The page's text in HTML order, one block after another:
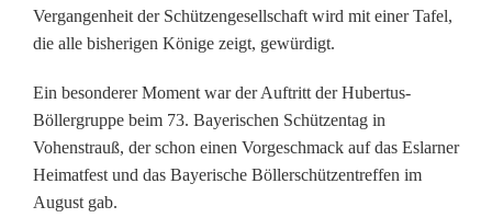
r
g
e
r
Vergangenheit der Schützengesellschaft wird mit einer Tafel,
die alle bisherigen Könige zeigt, gewürdigt.
Ein besonderer Moment war der Auftritt der Hubertus-
Böllergruppe beim 73. Bayerischen Schützentag in
Vohenstrauß, der schon einen Vorgeschmack auf das Eslarner
Heimatfest und das Bayerische Böllerschützentreffen im
August gab.